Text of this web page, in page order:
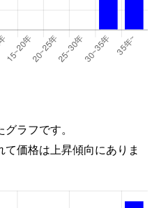
ラフです。
価格は上昇傾向にありま